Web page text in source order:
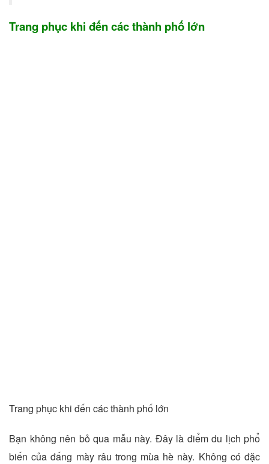
Trang phục khi đến các thành phố lớn
Trang phục khi đến các thành phố lớn
Bạn không nên bỏ qua mẫu này. Đây là điểm du lịch phổ
biến của đấng mày râu trong mùa hè này. Không có đặc